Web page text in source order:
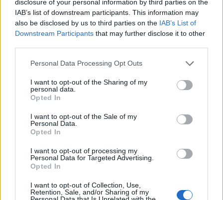
disclosure of your personal information by third parties on the
IAB’s list of downstream participants. This information may
also be disclosed by us to third parties on the IAB’s List of
Downstream Participants that may further disclose it to other
Please note that this website/app uses one or more Google
not limited to your visit or usage behaviour. You may click to
grant or deny consent to Google and its third-party tags to
use your data for below specified purposes in below Google
consent section.
Personal Data Processing Opt Outs
I want to opt-out of the Sharing of my
personal data.
Opted In
I want to opt-out of the Sale of my
Personal Data.
Opted In
I want to opt-out of processing my
Personal Data for Targeted Advertising.
Opted In
I want to opt-out of Collection, Use,
Retention, Sale, and/or Sharing of my